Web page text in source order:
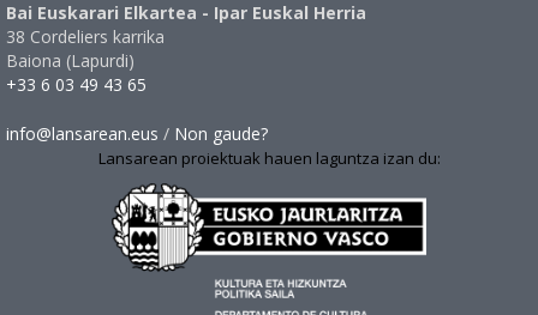
Bai Euskarari Elkartea - Ipar Euskal Herria
38 Cordeliers karrika
Baiona (Lapurdi)
+33 6 03 49 43 65
info@lansarean.eus / Non gaude?
Lansarean proiektuak hauen laguntza izan du: